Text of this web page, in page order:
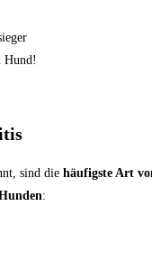
Hund!
sind die häufigste Art
: